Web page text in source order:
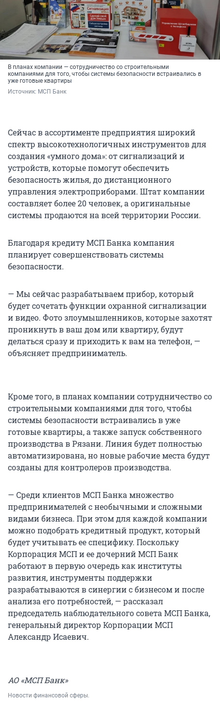
В планах компании — сотрудничество со строительными
компаниями для того, чтобы системы безопасности встраивались в
уже готовые квартиры
Источник: МСП Банк
Сейчас в ассортименте предприятия широкий
спектр высокотехнологичных инструментов для
создания «умного дома»: от сигнализаций и
устройств, которые помогут обеспечить
безопасность жилья, до дистанционного
управления электроприборами. Штат компании
составляет более 20 человек, а оригинальные
системы продаются на всей территории России.
Благодаря кредиту МСП Банка компания
планирует совершенствовать системы
безопасности.
— Мы сейчас разрабатываем прибор, который
будет сочетать функции охранной сигнализации
и видео. Фото злоумышленников, которые захотят
проникнуть в ваш дом или квартиру, будут
делаться сразу и приходить к вам на телефон, —
объясняет предприниматель.
Кроме того, в планах компании сотрудничество со
строительными компаниями для того, чтобы
системы безопасности встраивались в уже
готовые квартиры, а также запуск собственного
производства в Рязани. Линия будет полностью
автоматизирована, но новые рабочие места будут
созданы для контролеров производства.
— Среди клиентов МСП Банка множество
предпринимателей с необычными и сложными
видами бизнеса. При этом для каждой компании
можно подобрать кредитный продукт, который
будет учитывать ее специфику. Поскольку
Корпорация МСП и ее дочерний МСП Банк
работают в первую очередь как институты
развития, инструменты поддержки
разрабатываются в синергии с бизнесом и после
анализа его потребностей, — рассказал
председатель наблюдательного совета МСП Банка,
генеральный директор Корпорации МСП
Александр Исаевич.
АО «МСП Банк»
Новости финансовой сферы.